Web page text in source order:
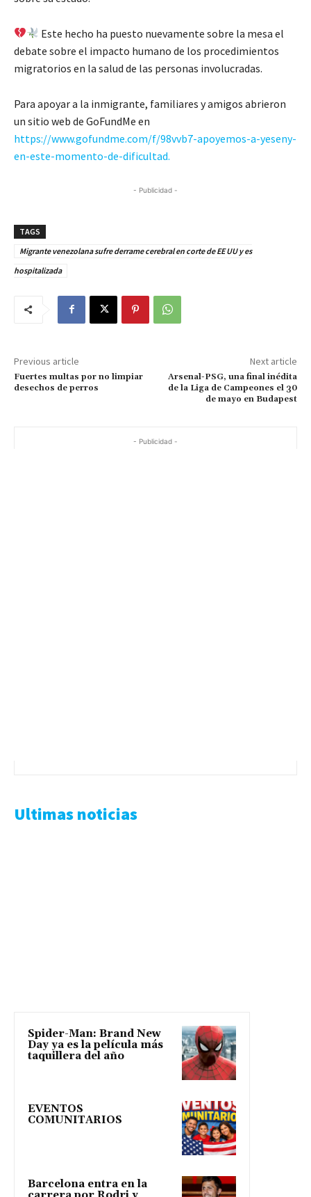
Este hecho ha puesto nuevamente sobre la mesa el
debate sobre el impacto humano de los procedimientos
migratorios en la salud de las personas involucradas.
Para apoyar a la inmigrante, familiares y amigos abrieron
un sitio web de GoFundMe en
https://www.gofundme.com/f/98vvb7-apoyemos-a-yeseny-
en-este-momento-de-dificultad.
- Publicidad -
TAGS
Migrante venezolana sufre derrame cerebral en corte de EE UU y es
hospitalizada
Previous article
Fuertes multas por no limpiar
desechos de perros
Next article
Arsenal-PSG, una final inédita
de la Liga de Campeones el 30
de mayo en Budapest
- Publicidad -
Ultimas noticias
Spider-Man: Brand New
Day ya es la película más
taquillera del año
EVENTOS
COMUNITARIOS
Barcelona entra en la